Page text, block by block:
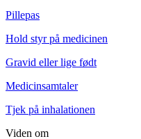
Pillepas
Hold styr på medicinen
Gravid eller lige født
Medicinsamtaler
Tjek på inhalationen
Viden om